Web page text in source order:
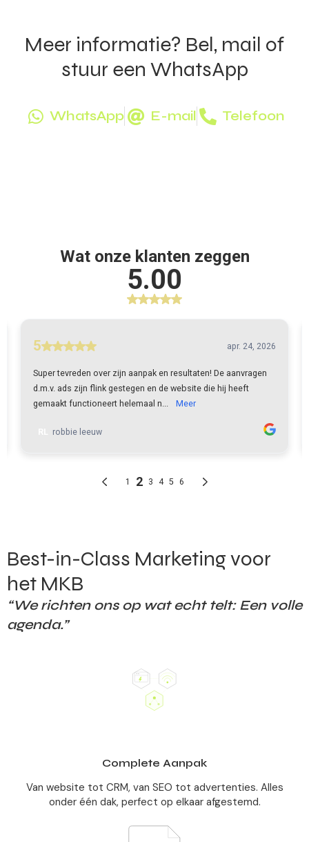
Meer informatie? Bel, mail of
stuur een WhatsApp
WhatsApp E-mail Telefoon
Best-in-Class Marketing voor
het MKB
“We richten ons op wat echt telt: Een volle
agenda.”
Complete Aanpak
Van website tot CRM, van SEO tot advertenties. Alles
onder één dak, perfect op elkaar afgestemd.